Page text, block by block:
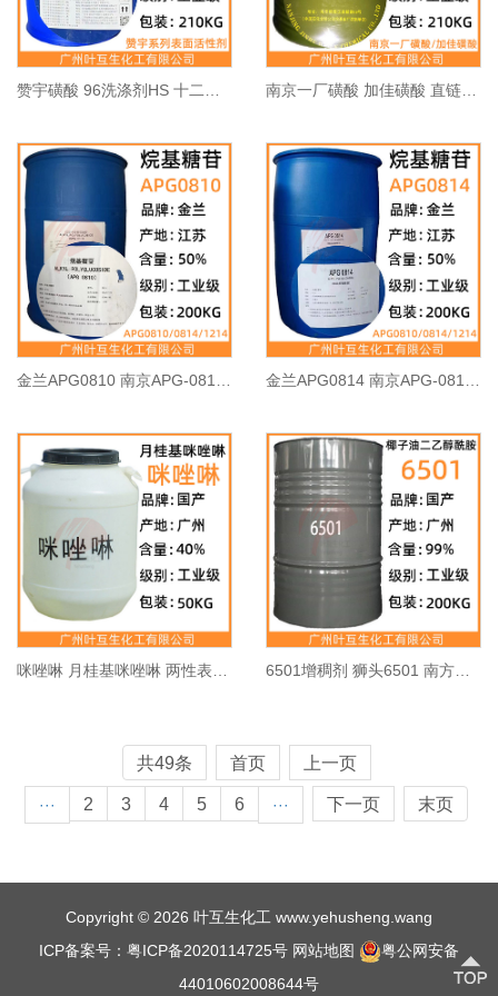
共49条 首页 上一页
··· 2 3 4 5 6 ··· 下一页 末页
Copyright © 2026 叶互生化工 www.yehusheng.wang
ICP备案号：粤ICP备2020114725号 网站地图
粤公网安备
44010602008644号